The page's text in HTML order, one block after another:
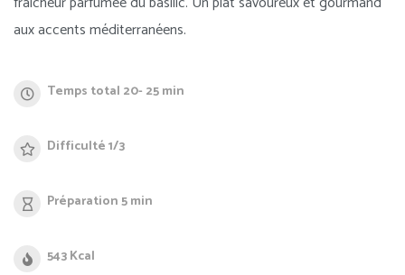
aux accents méditerranéens.
Temps total 20- 25 min
Difficulté 1/3
Préparation 5 min
543 Kcal